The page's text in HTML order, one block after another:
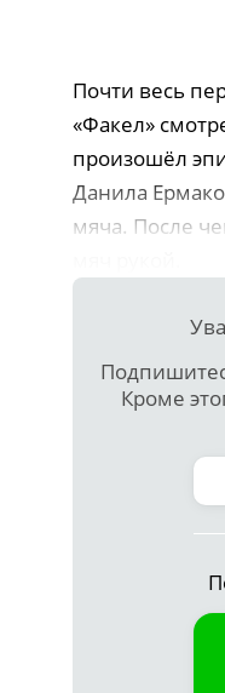
Почти весь
«Факел»
произошёл
Данила
мяча. После
Кроме